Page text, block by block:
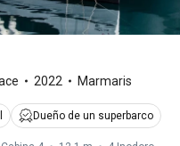
2022 Marmaris
Dueño de un superbarco